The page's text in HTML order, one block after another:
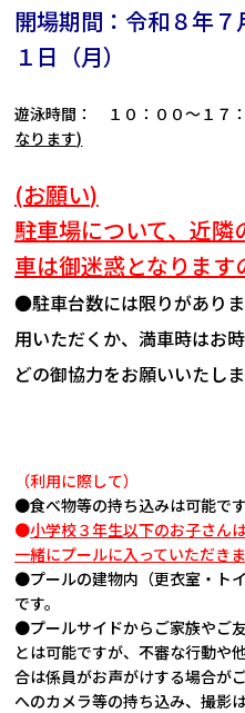
開場期間：令和８年
１日（月）
遊泳時間： １０：００～１７
なります)
(お願い)
駐車場について、近
車は御迷惑となります
●駐車台数には限りがあり
用いただくか、満車時はお
どの御協力をお願いいたしま
（利用に際して）
●食べ物等の持ち込みは可能です
●小学校３年生以下のお子さん
一緒にプールに入っていただきま
●プールの建物内（更衣室・ト
です。
●プールサイドからご家族やご
とは可能ですが、不審な行動や
合は係員がお声がけする場合が
へのカメラ等の持ち込み、撮影は